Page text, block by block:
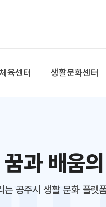
육센터 생활문화센터
과 배움
는 공주시 생활 문화 플랫